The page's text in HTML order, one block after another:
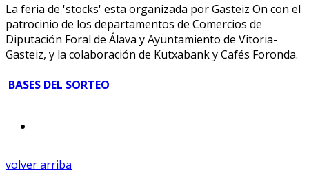
La feria de 'stocks' esta organizada por Gasteiz On con el
patrocinio de los departamentos de Comercios de
Diputación Foral de Álava y Ayuntamiento de Vitoria-
Gasteiz, y la colaboración de Kutxabank y Cafés Foronda.
BASES DEL SORTEO
volver arriba